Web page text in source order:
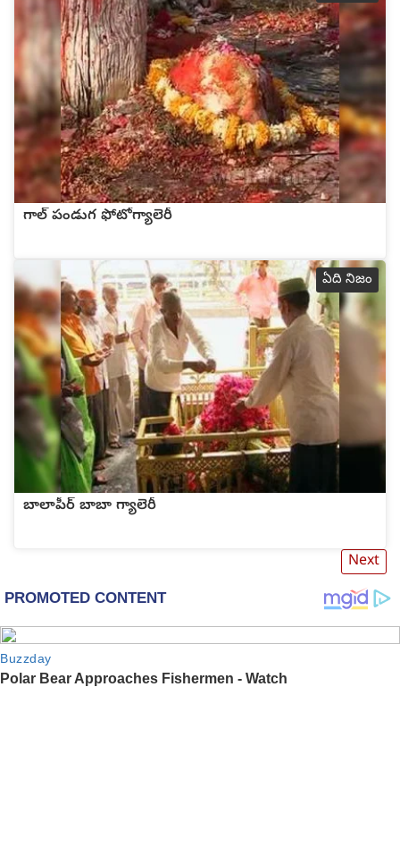
గాల్ పండుగ ఫోటోగ్యాలెరీ
ఏది నిజం
బాలాపీర్ బాబా గ్యాలెరీ
Next